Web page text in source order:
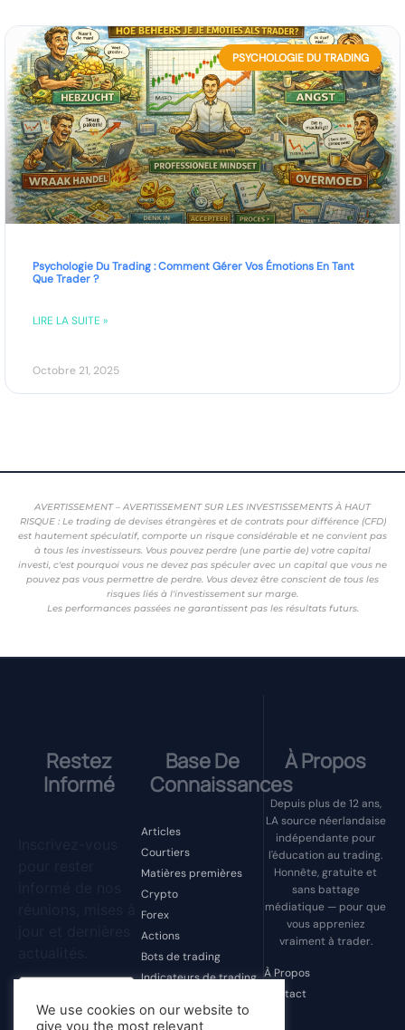
PSYCHOLOGIE DU TRADING
Psychologie Du Trading : Comment Gérer Vos Émotions En Tant
Que Trader ?
LIRE LA SUITE »
Octobre 21, 2025
AVERTISSEMENT – AVERTISSEMENT SUR LES INVESTISSEMENTS À HAUT
RISQUE : Le trading de devises étrangères et de contrats pour différence (CFD)
est hautement spéculatif, comporte un risque considérable et ne convient pas
à tous les investisseurs. Vous pouvez perdre (une partie de) votre capital
investi, c'est pourquoi vous ne devez pas spéculer avec un capital que vous ne
pouvez pas vous permettre de perdre. Vous devez être conscient de tous les
risques liés à l'investissement sur marge.
Les performances passées ne garantissent pas les résultats futurs.
Restez
Informé
Base De
Connaissances
Articles
Courtiers
Matières premières
Crypto
Forex
Actions
Bots de trading
Indicateurs de trading
Arnaques au trading
À Propos
Depuis plus de 12 ans,
LA source néerlandaise
indépendante pour
l'éducation au trading.
Honnête, gratuite et
sans battage
médiatique — pour que
vous appreniez
vraiment à trader.
À Propos
Contact
We use cookies on our website to
give you the most relevant